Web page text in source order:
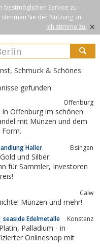
bestmöglichen Service zu
Sie der Nutzung zu.
Ich stimme zu. ×
Schmuck & Schönes
gefunden
Offenburg
Offenburg im schönen
Haller Eisingen
Investoren
Calw
Münzen und mehr!
Edelmetalle Konstanz